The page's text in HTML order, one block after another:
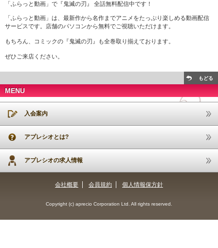
「ふらっと動画」で『鬼滅の刃』 全話無料配信中です！
「ふらっと動画」は、最新作から名作までアニメをたっぷり楽しめる動画配信
サービスです。店舗のパソコンから無料でご視聴いただけます。
もちろん、コミックの『鬼滅の刃』も全巻取り揃えております。
ぜひご来店ください。
もどる
MENU
入会案内
アプレシオとは?
アプレシオの求人情報
会社概要 会員規約 個人情報保方針
Copyright (c) aprecio Corporation Ltd. All rights reserved.